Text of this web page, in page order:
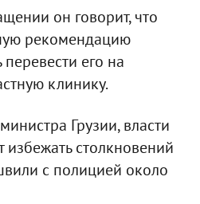
он говорит, что
рекомендацию
его на
клинику.
Грузии, власти
столкновений
с полицией около